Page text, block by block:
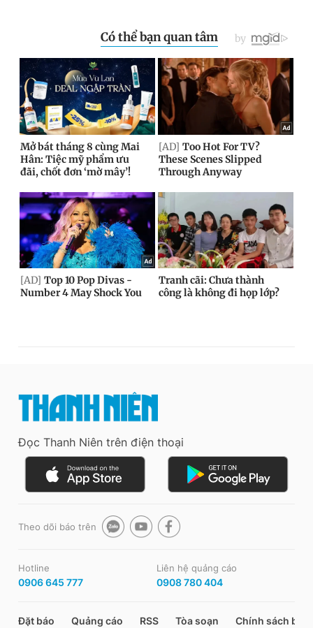
Đọc Thanh Niên trên điện thoại
Theo dõi báo trên
Hotline
0906 645 777
Liên hệ quảng cáo
0908 780 404
Đặt báo Quảng cáo RSS Tòa soạn Chính sách bảo